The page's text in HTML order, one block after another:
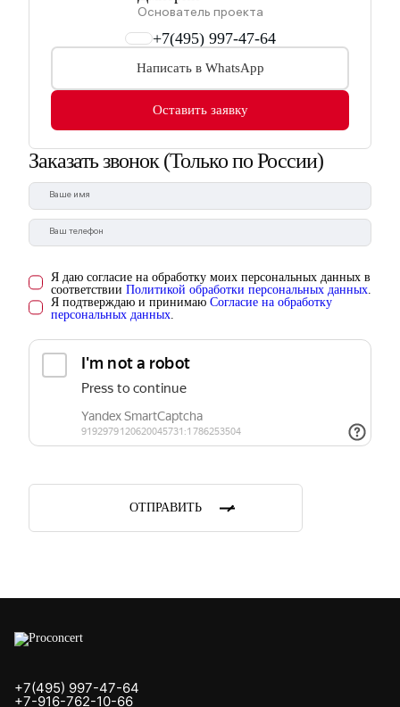
Основатель проекта
+7(495) 997-47-64
Написать в WhatsApp
Оставить заявку
Заказать звонок (Только по России)
Я даю согласие на обработку моих персональных данных в
соответствии Политикой обработки персональных данных.
Я подтверждаю и принимаю Согласие на обработку
персональных данных.
ОТПРАВИТЬ
+7(495) 997-47-64
+7-916-762-10-66